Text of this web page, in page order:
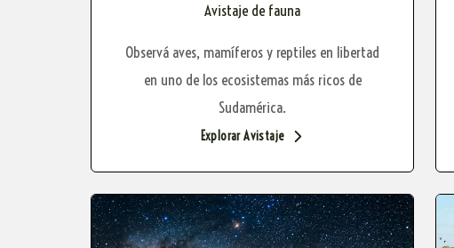
Avistaje de fauna
Observá aves, mamíferos y reptiles en libertad
en uno de los ecosistemas más ricos de
Sudamérica.
Explorar Avistaje